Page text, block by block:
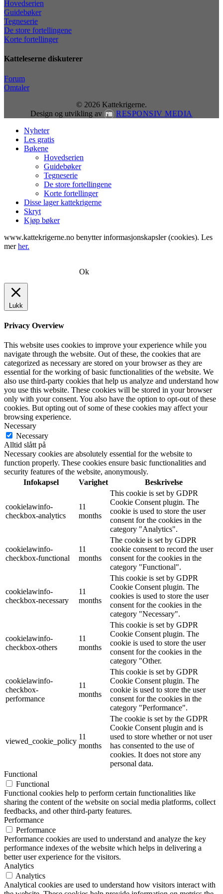
Hovedserien
Guidebøker
Tegneserie
De store fortellingene
Korte fortellinger
Katteleserne diskuterer
Forum
Omtaler
© 2026 Kattekrigerne.
Design og utvikling av
RESPONSIV MEDIA
Close
Menu
Nyheter
Les gratis
Bøkene
Hovedserien
Guidebøker
Tegneserie
De store fortellingene
Korte fortellinger
Disse lager kattekrigerne
Skryt
Kjøp bøker
www.kattekrigerne.no benytter informasjonskapsler (cookies). Les
merher.
Ok
Lukk
Privacy Overview
This website uses cookies to improve your experience while you
navigate through the website. Out of these, the cookies that are
categorized as necessary are stored on your browser as they are
essential for the working of basic functionalities of the website. We
also use third-party cookies that help us analyze and understand how
you use this website. These cookies will be stored in your browser
only with your consent. You also have the option to opt-out of these
cookies. But opting out of some of these cookies may affect your
browsing experience.
Necessary
Necessary
Alltid slått på
Necessary cookies are absolutely essential for the website to
function properly. These cookies ensure basic functionalities and
security features of the website, anonymously.
Infokapsel
Varighet Beskrivelse
cookielawinfo-
checkbox-analytics
11
months
This cookie is set by GDPR
Cookie Consent plugin. The
cookie is used to store the user
consent for the cookies in the
category "Analytics".
cookielawinfo-
checkbox-functional
11
months
The cookie is set by GDPR
cookie consent to record the user
consent for the cookies in the
category "Functional".
cookielawinfo-
checkbox-necessary
11
months
This cookie is set by GDPR
Cookie Consent plugin. The
cookies is used to store the user
consent for the cookies in the
category "Necessary".
cookielawinfo-
checkbox-others
11
months
This cookie is set by GDPR
Cookie Consent plugin. The
cookie is used to store the user
consent for the cookies in the
category "Other.
cookielawinfo-
checkbox-
performance
11
months
This cookie is set by GDPR
Cookie Consent plugin. The
cookie is used to store the user
consent for the cookies in the
category "Performance".
viewed_cookie_policy
11
months
The cookie is set by the GDPR
Cookie Consent plugin and is
used to store whether or not user
has consented to the use of
cookies. It does not store any
personal data.
Functional
Functional
Functional cookies help to perform certain functionalities like
sharing the content of the website on social media platforms, collect
feedbacks, and other third-party features.
Performance
Performance
Performance cookies are used to understand and analyze the key
performance indexes of the website which helps in delivering a
better user experience for the visitors.
Analytics
Analytics
Analytical cookies are used to understand how visitors interact with